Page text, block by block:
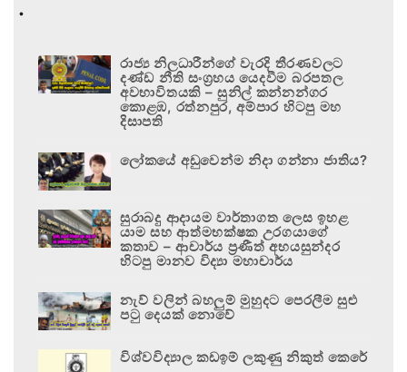
.
රාජ්‍ය නිලධාරීන්ගේ වැරදි තීරණවලට
දණ්ඩ නීති සංග්‍රහය යෙදවීම බරපතල
අවභාවිතයකි – සුනිල් කන්නන්ගර
කොළඹ, රත්නපුර, අම්පාර හිටපු මහ
දිසාපති
ලෝකයේ අඩුවෙන්ම නිදා ගන්නා ජාතිය?
සුරාබදු ආදායම වාර්තාගත ලෙස ඉහළ
යාම සහ ආත්මභක්ෂක උරගයාගේ
කතාව – ආචාර්ය ප්‍රණීත් අභයසුන්දර
හිටපු මානව විද්‍යා මහාචාර්ය
නැව් වලින් බහලුම් මුහුදට පෙරලීම සුළු
පටු දෙයක් නොවේ
විශ්වවිද්‍යාල කඩඉම් ලකුණු නිකුත් කෙරේ